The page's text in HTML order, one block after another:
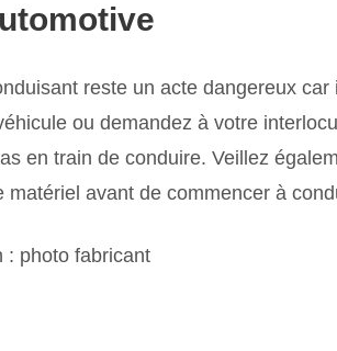
reste un acte dangereux car
ou demandez à votre
en train de conduire. Veillez
avant de commencer à
: photo fabricant